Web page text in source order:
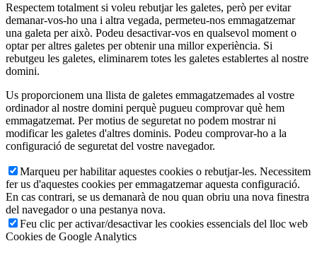
Respectem totalment si voleu rebutjar les galetes, però per evitar
demanar-vos-ho una i altra vegada, permeteu-nos emmagatzemar
una galeta per això. Podeu desactivar-vos en qualsevol moment o
optar per altres galetes per obtenir una millor experiència. Si
rebutgeu les galetes, eliminarem totes les galetes establertes al nostre
domini.
Us proporcionem una llista de galetes emmagatzemades al vostre
ordinador al nostre domini perquè pugueu comprovar què hem
emmagatzemat. Per motius de seguretat no podem mostrar ni
modificar les galetes d'altres dominis. Podeu comprovar-ho a la
configuració de seguretat del vostre navegador.
Marqueu per habilitar aquestes cookies o rebutjar-les. Necessitem
fer us d'aquestes cookies per emmagatzemar aquesta configuració.
En cas contrari, se us demanarà de nou quan obriu una nova finestra
del navegador o una pestanya nova.
Feu clic per activar/desactivar les cookies essencials del lloc web
Cookies de Google Analytics